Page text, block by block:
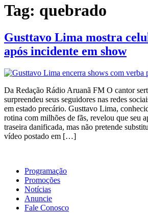
Tag: quebrado
Gusttavo Lima mostra
após incidente em show
Da Redação Rádio Aruanã FM O cantor
surpreendeu seus seguidores nas redes
em estado precário. Gusttavo Lima,
rotina com milhões de fãs, revelou que seu
traseira danificada, mas não pretende
vídeo postado em […]
Programação
Promoções
Notícias
Anuncie
Fale Conosco